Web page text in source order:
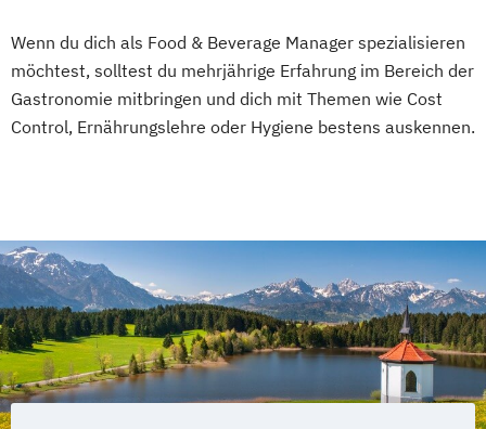
Wenn du dich als Food & Beverage Manager spezialisieren
möchtest, solltest du mehrjährige Erfahrung im Bereich der
Gastronomie mitbringen und dich mit Themen wie Cost
Control, Ernährungslehre oder Hygiene bestens auskennen.